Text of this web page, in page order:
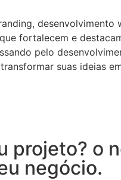
fortalecem e
pelo
suas ideias
projeto? o
negócio.